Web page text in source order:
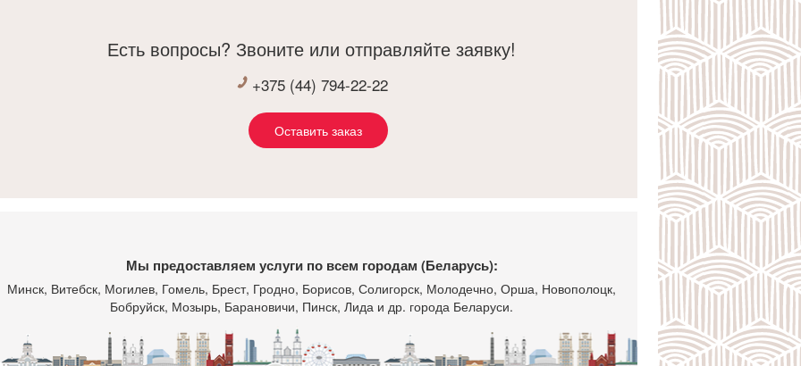
Есть вопросы? Звоните или отправляйте заявку!
+375 (44) 794-22-22
Оставить заказ
Мы предоставляем услуги по всем городам (Беларусь):
Минск, Витебск, Могилев, Гомель, Брест, Гродно, Борисов, Солигорск, Молодечно, Орша, Новополоцк,
Бобруйск, Мозырь, Барановичи, Пинск, Лида и др. города Беларуси.